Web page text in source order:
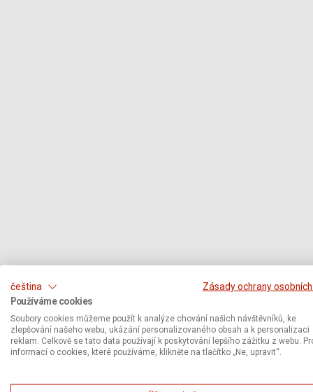
čeština
Zásady ochrany
Používáme cookies
Soubory cookies můžeme použít k analýze chování našich návštěvníků, ke
zlepšování našeho webu, ukázání personalizovaného obsah a k personalizaci
reklam. Celkově se tato data používají k poskytování lepšího zážitku z webu.
informací o cookies, které používáme, klikněte na tlačítko „Ne, upravit“.